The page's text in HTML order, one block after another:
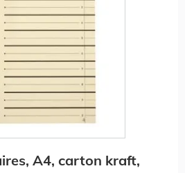
A4, carton kraft,